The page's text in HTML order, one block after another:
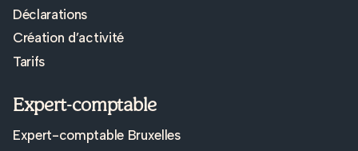
Déclarations
Création d’activité
Tarifs
Expert-comptable
Expert-comptable Bruxelles